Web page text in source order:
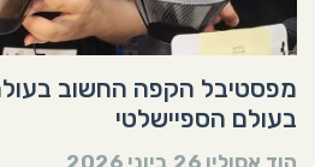
מפסטיבל הקפה החשוב
בעולם הספיישלטי